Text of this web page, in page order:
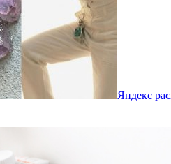
Яндекс